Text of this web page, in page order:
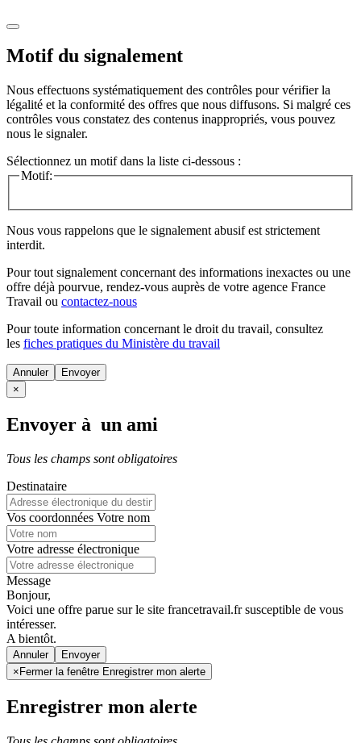
Motif du signalement
Nous effectuons systématiquement des contrôles pour vérifier la
légalité et la conformité des offres que nous diffusons. Si malgré ces
contrôles vous constatez des contenus inappropriés, vous pouvez
nous le signaler.
Sélectionnez un motif dans la liste ci-dessous :
Motif:
Nous vous rappelons que le signalement abusif est strictement
interdit.
Pour tout signalement concernant des informations inexactes ou une
offre déjà pourvue, rendez-vous auprès de votre agence France
Travail ou contactez-nous
Pour toute information concernant le droit du travail, consultez
les fiches pratiques du Ministère du travail
Annuler
×
Envoyer à un ami
Tous les champs sont obligatoires
Destinataire
Vos coordonnées Votre nom
Votre adresse électronique
Message
Bonjour,
Voici une offre parue sur le site francetravail.fr susceptible de vous
intéresser.
A bientôt.
Annuler
× Fermer la fenêtre Enregistrer mon alerte
Enregistrer mon alerte